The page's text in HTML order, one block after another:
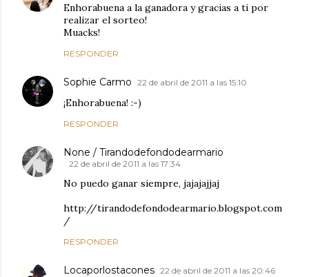
Enhorabuena a la ganadora y gracias a ti por
realizar el sorteo!
Muacks!
RESPONDER
Sophie Carmo 22 de abril de 2011 a las 15:10
¡Enhorabuena! :-)
RESPONDER
None / Tirandodefondodearmario
22 de abril de 2011 a las 17:34
No puedo ganar siempre, jajajajjaj
http://tirandodefondodearmario.blogspot.com
/
RESPONDER
Locaporlostacones 22 de abril de 2011 a las 20:46